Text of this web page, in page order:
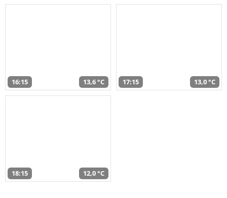
16:15 13,6 °C 17:15 13,0 °C
18:15 12,0 °C